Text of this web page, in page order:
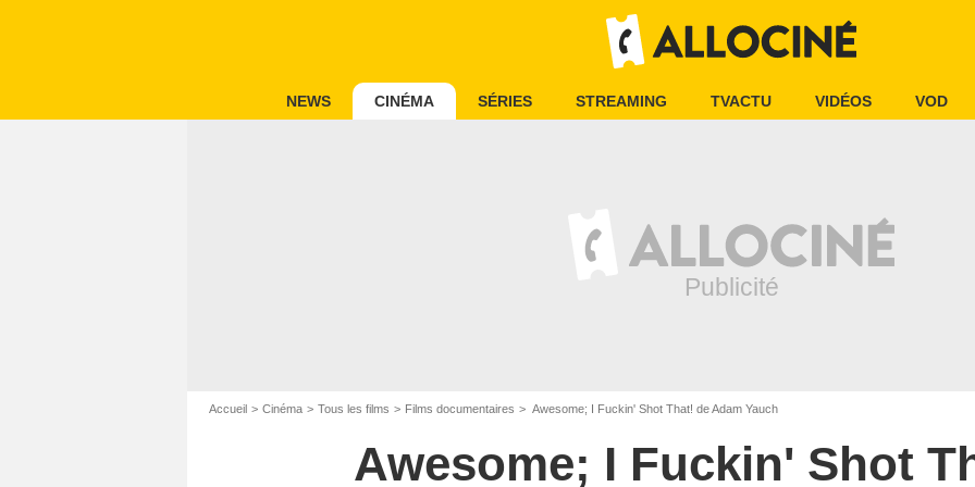
NEWS CINÉMA SÉRIES STREAMING TVACTU VIDÉOS VOD
Accueil Cinéma Tous les films Films documentaires Awesome; I Fuckin' Shot That! de Adam Yauch
Awesome; I Fuckin' Shot